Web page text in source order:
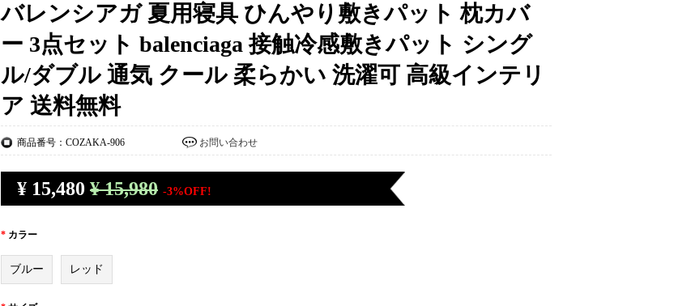
バレンシアガ 夏用寝具 ひんやり敷きパット 枕カバ
ー 3点セット balenciaga 接触冷感敷きパット シング
ル/ダブル 通気 クール 柔らかい 洗濯可 高級インテリ
ア 送料無料
商品番号：COZAKA-906 お問い合わせ
¥ 15,480 ¥ 15,980 -3%OFF!
* カラー
ブルー レッド